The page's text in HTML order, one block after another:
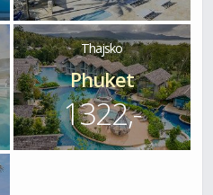
Thajsko
Phuket
1322,-